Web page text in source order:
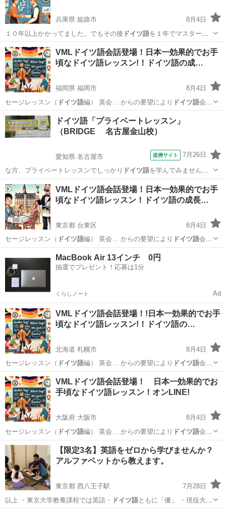
兵庫県 姫路市
8月4日
１０年以上かかってました。でもその後 ドイツ語を１年でマスターで
きた時にわかったん…
兵庫 姫路市 英語 ネイティブ
VMLドイツ語会話登場！日本一効果的でお手
頃なドイツ語レッスン!！ドイツ語の成…
福岡県 福岡市
8月4日
セージレッスン（ ドイツ語 編） 英会… からの要望により ドイツ語会話
を作りました… 。ドイツ語会話に興味がある… ＊＊＊＊ドイツ語会
話も英会話も同… 本語ほどはなく、 ドイツ語
福岡 福岡市 その他語学 VML
ドイツ語「プライベートレッスン」
（BRIDGE 名古屋金山校）
愛知県 名古屋市 提携サイト 7月26日
な方、プライベートレッスンでしっかり ドイツ語を学んでみません
か？ 3名以上でグ…
愛知 名古屋市 その他
VMLドイツ語会話登場！日本一効果的でお手
頃なドイツ語レッスン！ドイツ語の成長…
東京都 台東区
8月4日
セージレッスン（ ドイツ語 編） 英会… からの要望により ドイツ語会話
を作りました… 。ドイツ語会話に興味がある… ＊＊＊＊ドイツ語会
話も英会話も同… 本語ほどはなく、ドイツ語
VML
MacBook Air 13インチ 0円
抽選でプレゼント！応募は1分
くらしノート Ad
VMLドイツ語会話登場！!日本一効果的でお手
頃なドイツ語レッスン!！ドイツ語の…
北海道 札幌市
8月4日
セージレッスン（ ドイツ語 編） 英会… からの要望により ドイツ語会話
を作りました… 。ドイツ語会話に興味がある… ＊＊ドイツ語会話も
英会話も同… 本語ほどはなく、ドイツ語 は英語よりありま… ...
北海道 札幌市 その他語学 VML
VMLドイツ語会話登場！ 日本一効果的でお
手頃なドイツ語レッスン！オンLINE!
大阪府 大阪市
8月4日
セージレッスン（ ドイツ語 編） 英会… からの要望により ドイツ語会話
を作りました… 。ドイツ語会話に興味がある… ＊＊＊＊ドイツ語会
話も英会話も同… 本語ほどはなく、ドイツ語 は英語よりありま… ...
大阪 大阪市 その他語学 VML
【限定3名】英語をゼロから学びませんか？
アルファベットから教えます。
東京都 西八王子駅
7月28日
以上 ・東京大学教養課程では英語・ ドイツ語ともに「優」 ・現役大学
教員 …